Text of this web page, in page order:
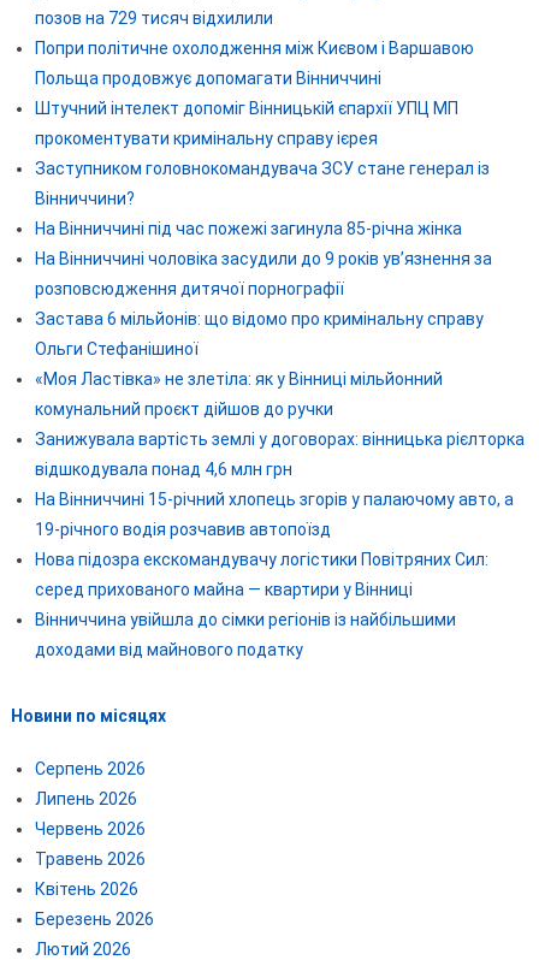
позов на 729 тисяч відхилили
Попри політичне охолодження між Києвом і Варшавою
Польща продовжує допомагати Вінниччині
Штучний інтелект допоміг Вінницькій єпархії УПЦ МП
прокоментувати кримінальну справу ієрея
Заступником головнокомандувача ЗСУ стане генерал із
Вінниччини?
На Вінниччині під час пожежі загинула 85-річна жінка
На Вінниччині чоловіка засудили до 9 років ув’язнення за
розповсюдження дитячої порнографії
Застава 6 мільйонів: що відомо про кримінальну справу
Ольги Стефанішиної
«Моя Ластівка» не злетіла: як у Вінниці мільйонний
комунальний проєкт дійшов до ручки
Занижувала вартість землі у договорах: вінницька рієлторка
відшкодувала понад 4,6 млн грн
На Вінниччині 15-річний хлопець згорів у палаючому авто, а
19-річного водія розчавив автопоїзд
Нова підозра екскомандувачу логістики Повітряних Сил:
серед прихованого майна — квартири у Вінниці
Вінниччина увійшла до сімки регіонів із найбільшими
доходами від майнового податку
Новини по місяцях
Серпень 2026
Липень 2026
Червень 2026
Травень 2026
Квітень 2026
Березень 2026
Лютий 2026